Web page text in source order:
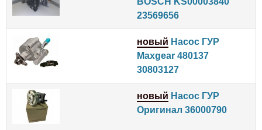
23569656
новый Насос ГУР
Maxgear 480137
30803127
новый Насос ГУР
Оригинал 36000790